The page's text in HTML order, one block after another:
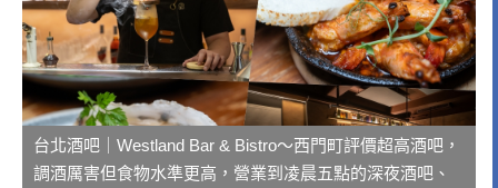
台北酒吧｜Westland Bar & Bistro～西門町評價超高酒吧，
調酒厲害但食物水準更高，營業到凌晨五點的深夜酒吧、